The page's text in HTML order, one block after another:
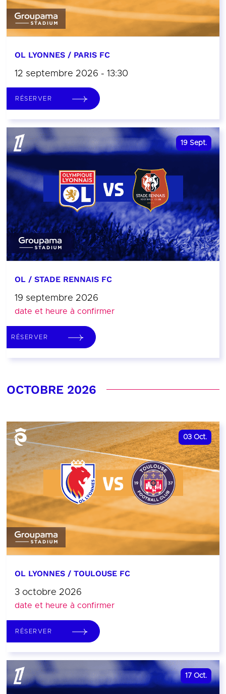
OL LYONNES / PARIS FC
12 septembre 2026 - 13:30
RÉSERVER
19 Sept.
OL / STADE RENNAIS FC
19 septembre 2026
date et heure à confirmer
RÉSERVER
OCTOBRE 2026
03 Oct.
OL LYONNES / TOULOUSE FC
3 octobre 2026
date et heure à confirmer
RÉSERVER
17 Oct.